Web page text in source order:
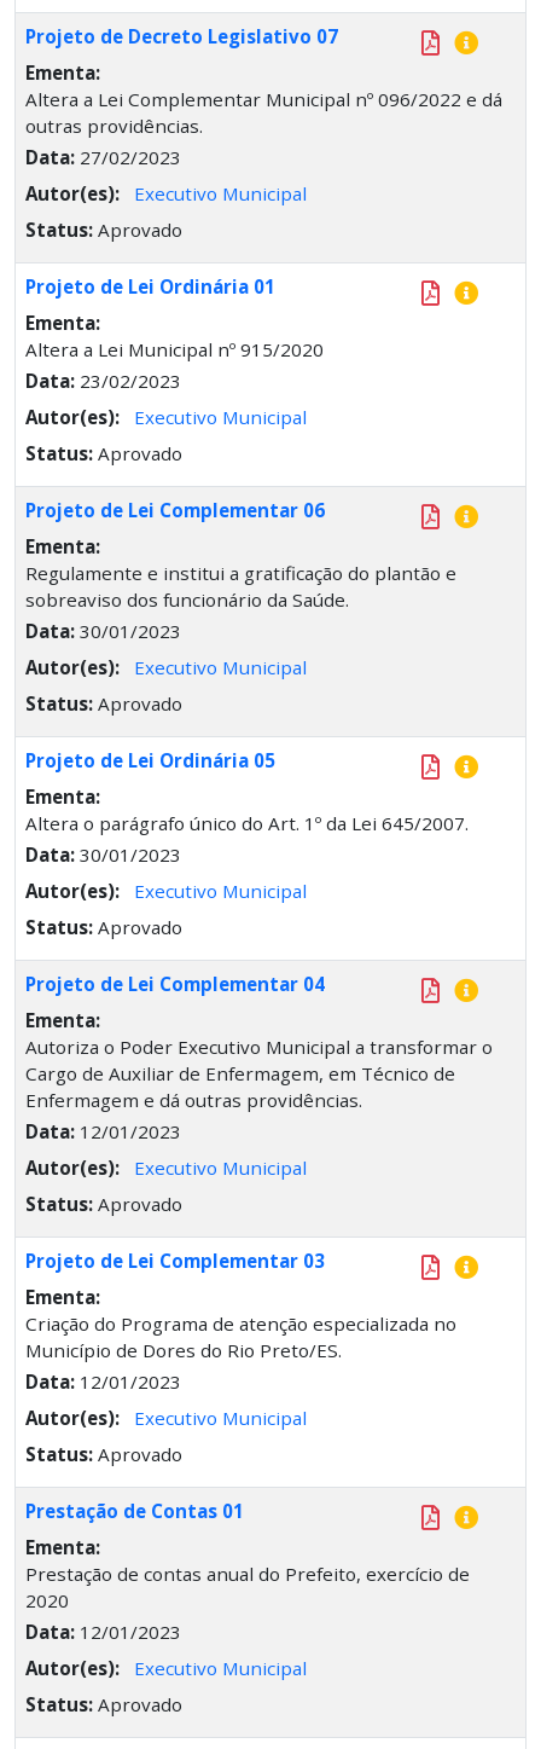
Projeto de Decreto Legislativo 07
Ementa:
Altera a Lei Complementar Municipal nº 096/2022 e dá
outras providências.
Data: 27/02/2023
Autor(es):
Executivo Municipal
Status: Aprovado
Projeto de Lei Ordinária 01
Ementa:
Altera a Lei Municipal nº 915/2020
Data: 23/02/2023
Autor(es):
Executivo Municipal
Status: Aprovado
Projeto de Lei Complementar 06
Ementa:
Regulamente e institui a gratificação do plantão e
sobreaviso dos funcionário da Saúde.
Data: 30/01/2023
Autor(es):
Executivo Municipal
Status: Aprovado
Projeto de Lei Ordinária 05
Ementa:
Altera o parágrafo único do Art. 1º da Lei 645/2007.
Data: 30/01/2023
Autor(es):
Executivo Municipal
Status: Aprovado
Projeto de Lei Complementar 04
Ementa:
Autoriza o Poder Executivo Municipal a transformar o
Cargo de Auxiliar de Enfermagem, em Técnico de
Enfermagem e dá outras providências.
Data: 12/01/2023
Autor(es):
Executivo Municipal
Status: Aprovado
Projeto de Lei Complementar 03
Ementa:
Criação do Programa de atenção especializada no
Município de Dores do Rio Preto/ES.
Data: 12/01/2023
Autor(es):
Executivo Municipal
Status: Aprovado
Prestação de Contas 01
Ementa:
Prestação de contas anual do Prefeito, exercício de
2020
Data: 12/01/2023
Autor(es):
Executivo Municipal
Status: Aprovado